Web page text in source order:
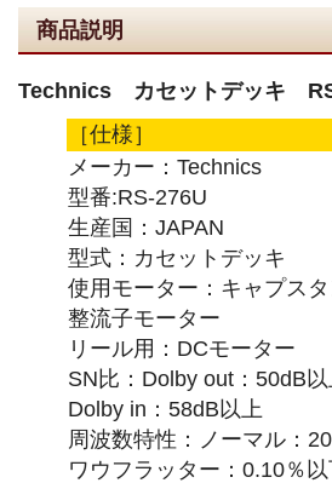
商品説明
Technics カセットデッキ
［仕様］
メーカー：Technics
型番:RS-276U
生産国：JAPAN
型式：カセットデッキ
使用モーター：キャプス
整流子モーター
リール用：DCモーター
SN比：Dolby out：50dB以
Dolby in：58dB以上
周波数特性：ノーマル：
ワウフラッター：0.10％